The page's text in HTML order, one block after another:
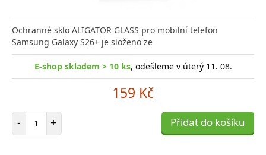
Ochranné sklo ALIGATOR GLASS pro mobilní telefon
Samsung Galaxy S26+ je složeno ze
E-shop skladem > 10 ks, odešleme v úterý 11. 08.
159 Kč
- Počet položek
+ Přidat do košíku